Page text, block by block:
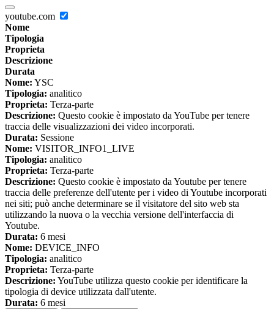
youtube.com
Nome
Tipologia
Proprieta
Descrizione
Durata
Nome: YSC
Tipologia: analitico
Proprieta: Terza-parte
Descrizione: Questo cookie è impostato da YouTube per tenere
traccia delle visualizzazioni dei video incorporati.
Durata: Sessione
Nome: VISITOR_INFO1_LIVE
Tipologia: analitico
Proprieta: Terza-parte
Descrizione: Questo cookie è impostato da Youtube per tenere
traccia delle preferenze dell'utente per i video di Youtube incorporati
nei siti; può anche determinare se il visitatore del sito web sta
utilizzando la nuova o la vecchia versione dell'interfaccia di
Youtube.
Durata: 6 mesi
Nome: DEVICE_INFO
Tipologia: analitico
Proprieta: Terza-parte
Descrizione: YouTube utilizza questo cookie per identificare la
tipologia di device utilizzata dall'utente.
Durata: 6 mesi